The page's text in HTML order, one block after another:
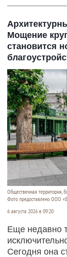
Мощение
становится
Общественная территория,
Фото предоставлено ООО
6 августа 2026 в 09:20
Еще недавно
Сегодня она